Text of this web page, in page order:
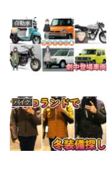
自動車
バイク